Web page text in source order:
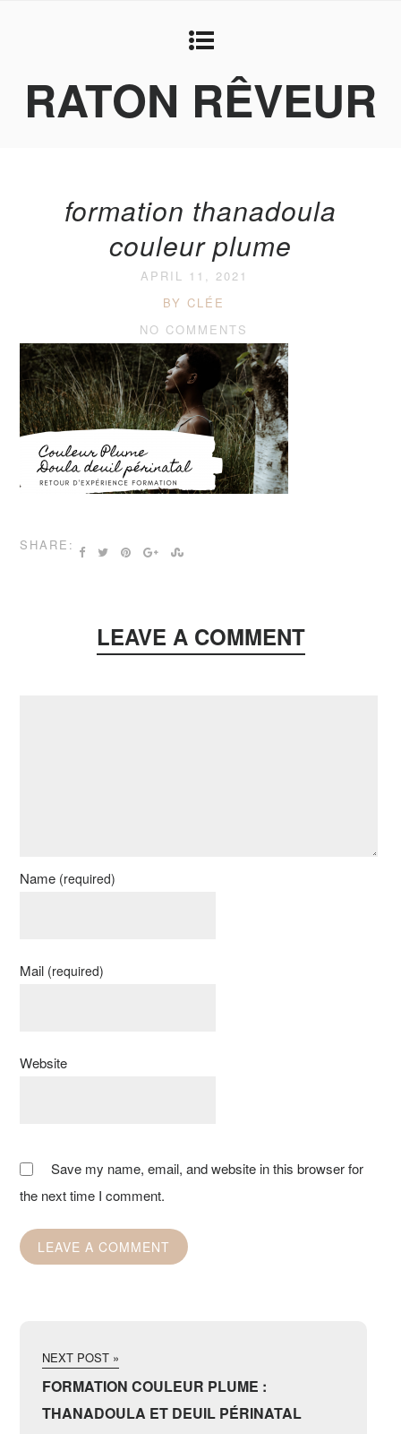
RATON RÊVEUR
formation thanadoula
couleur plume
APRIL 11, 2021
BY CLÉE
NO COMMENTS
SHARE:
LEAVE A COMMENT
Name (required)
Mail (required)
Website
Save my name, email, and website in this browser for
the next time I comment.
NEXT POST »
FORMATION COULEUR PLUME :
THANADOULA ET DEUIL PÉRINATAL